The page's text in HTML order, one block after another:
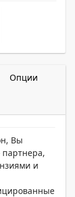
Опции
Вы
партнера,
и